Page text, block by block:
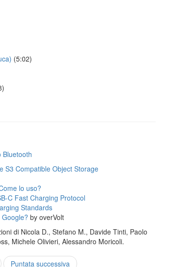
(5:02)
Bluetooth
S3 Compatible Object Storage
lo uso?
C Fast Charging Protocol
Standards
by overVolt
di Nicola D., Stefano M., Davide Tinti, Paolo
Michele Olivieri, Alessandro Moricoli.
Puntata successiva